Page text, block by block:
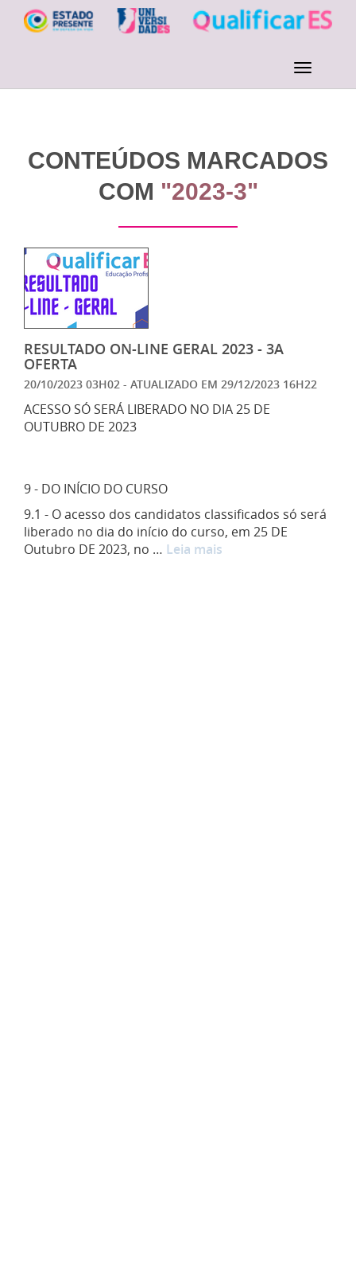
CONTEÚDOS MARCADOS
COM "2023-3"
RESULTADO ON-LINE GERAL 2023 - 3A
OFERTA
20/10/2023 03H02 - ATUALIZADO EM 29/12/2023 16H22
ACESSO SÓ SERÁ LIBERADO NO DIA 25 DE
OUTUBRO DE 2023
9 - DO INÍCIO DO CURSO
9.1 - O acesso dos candidatos classificados só será
liberado no dia do início do curso, em 25 DE
Outubro DE 2023, no … Leia mais